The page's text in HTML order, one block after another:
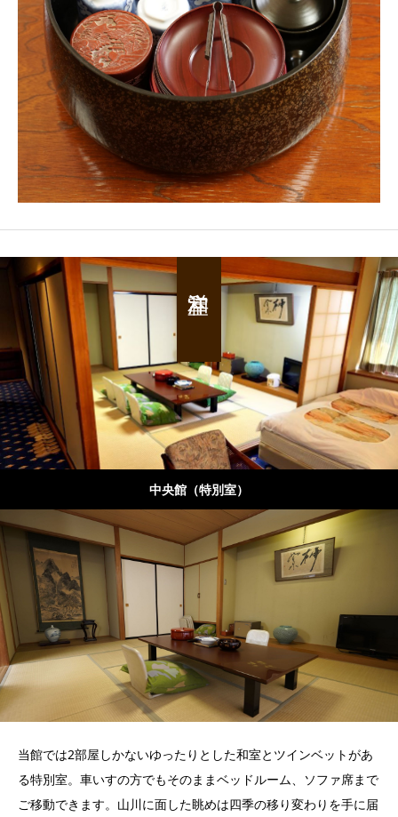
中央館（特別室）
当館では2部屋しかないゆったりとした和室とツインベットがあ
る特別室。車いすの方でもそのままベッドルーム、ソファ席まで
ご移動できます。山川に面した眺めは四季の移り変わりを手に届